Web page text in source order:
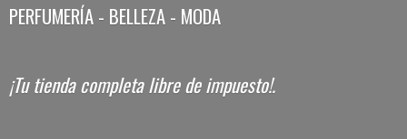
PERFUMERÍA - BELLEZA - MODA
¡Tu tienda completa librede impuesto!.